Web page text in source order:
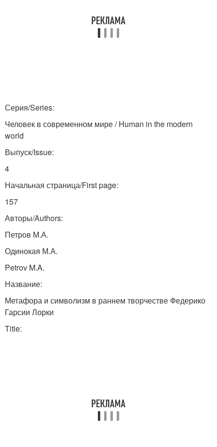
Серия/Series:
Человек в современном мире / Human in the modern
world
Выпуск/Issue:
4
Начальная страница/First page:
157
Авторы/Authors:
Петров М.А.
Одинокая М.А.
Petrov M.A.
Название:
Метафора и символизм в раннем творчестве Федерико
Гарсии Лорки
Title: